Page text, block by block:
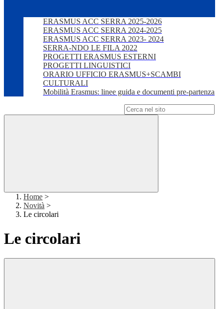
ERASMUS ACC SERRA 2025-2026
ERASMUS ACC SERRA 2024-2025
ERASMUS ACC SERRA 2023- 2024
SERRA-NDO LE FILA 2022
PROGETTI ERASMUS ESTERNI
PROGETTI LINGUISTICI
ORARIO UFFICIO ERASMUS+SCAMBI
CULTURALI
Mobilità Erasmus: linee guida e documenti pre-partenza
Home >
Novità >
Le circolari
Le circolari